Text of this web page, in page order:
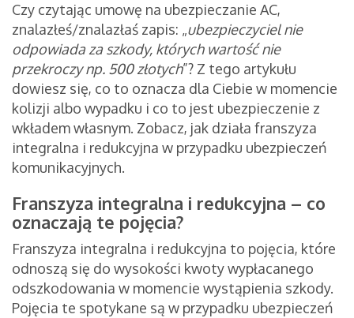
Czy czytając umowę na ubezpieczanie AC,
znalazłeś/znalazłaś zapis: „ubezpieczyciel nie
odpowiada za szkody, których wartość nie
przekroczy np. 500 złotych”? Z tego artykułu
dowiesz się, co to oznacza dla Ciebie w momencie
kolizji albo wypadku i co to jest ubezpieczenie z
wkładem własnym. Zobacz, jak działa franszyza
integralna i redukcyjna w przypadku ubezpieczeń
komunikacyjnych.
Franszyza integralna i redukcyjna – co
oznaczają te pojęcia?
Franszyza integralna i redukcyjna to pojęcia, które
odnoszą się do wysokości kwoty wypłacanego
odszkodowania w momencie wystąpienia szkody.
Pojęcia te spotykane są w przypadku ubezpieczeń